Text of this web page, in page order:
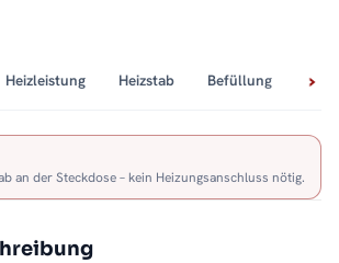
Heizleistung Heizstab Befüllung
an der Steckdose – kein Heizungsanschluss nötig.